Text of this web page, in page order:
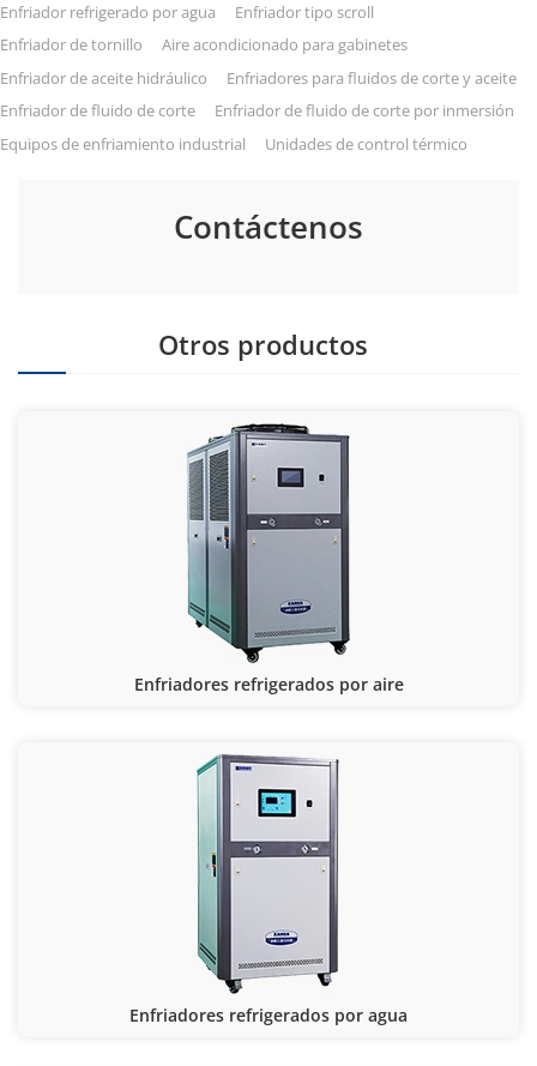
Enfriador refrigerado por agua
Enfriador tipo scroll
Enfriador de tornillo
Aire acondicionado para gabinetes
Enfriador de aceite hidráulico
Enfriadores para fluidos de corte y aceite
Enfriador de fluido de corte
Enfriador de fluido de corte por inmersión
Equipos de enfriamiento industrial
Unidades de control térmico
Contáctenos
Otros productos
Enfriadores refrigerados por aire
Enfriadores refrigerados por agua